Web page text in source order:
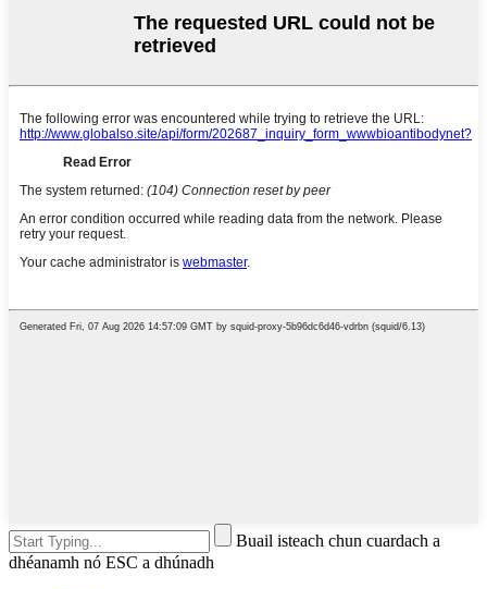
Buail isteach chun cuardach a
dhéanamh nó ESC a dhúnadh